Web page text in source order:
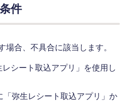
件
合、不具合に該当します。
シート取込アプリ」を使用し
弥生レシート取込アプリ」か